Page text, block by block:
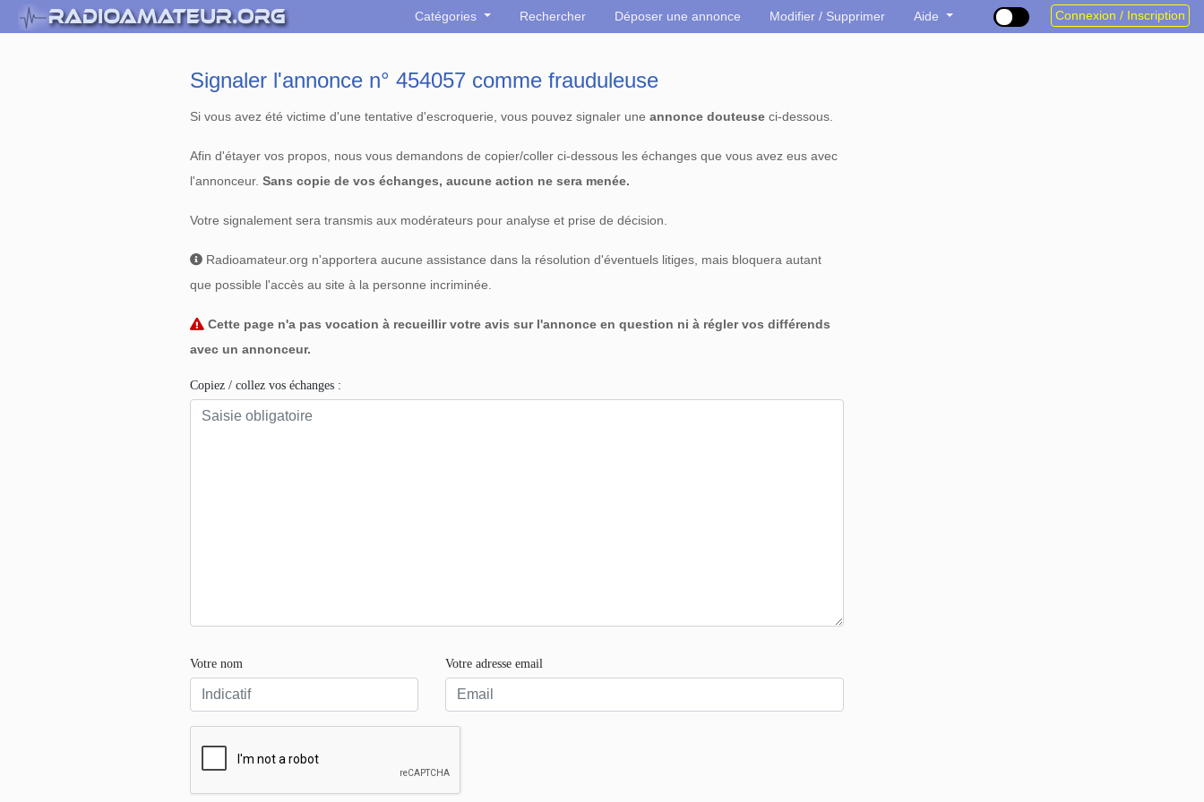
Catégories Rechercher Déposer une annonce Modifier / Supprimer Aide Connexion / Inscription
Signaler l'annonce n° 454057 comme frauduleuse
Si vous avez été victime d'une tentative d'escroquerie, vous pouvez signaler une annonce douteuse ci-dessous.
Afin d'étayer vos propos, nous vous demandons de copier/coller ci-dessous les échanges que vous avez eus avec
l'annonceur. Sans copie de vos échanges, aucune action ne sera menée.
Votre signalement sera transmis aux modérateurs pour analyse et prise de décision.
Radioamateur.org n'apportera aucune assistance dans la résolution d'éventuels litiges, mais bloquera autant
que possible l'accès au site à la personne incriminée.
Cette page n'a pas vocation à recueillir votre avis sur l'annonce en question ni à régler vos différends
avec un annonceur.
Copiez / collez vos échanges :
Votre nom Votre adresse email